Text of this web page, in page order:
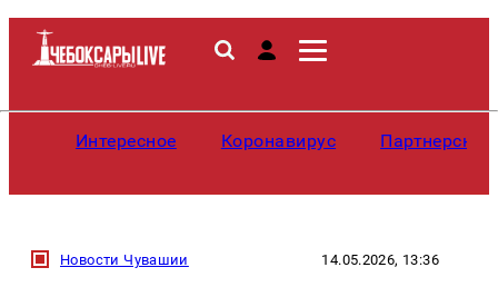
Интересное Коронавирус
Новости Чувашии 14.05.2026, 13:36